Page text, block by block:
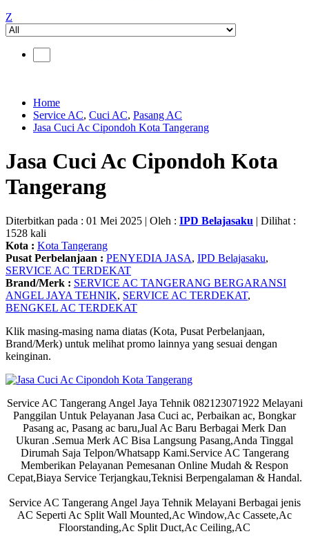
Z
Home
Service AC, Cuci AC, Pasang AC
Jasa Cuci Ac Cipondoh Kota Tangerang
Jasa Cuci Ac Cipondoh Kota
Tangerang
Diterbitkan pada : 01 Mei 2025 | Oleh : IPD Belajasaku | Dilihat :
1528 kali
Kota : Kota Tangerang
Pusat Perbelanjaan : PENYEDIA JASA, IPD Belajasaku,
SERVICE AC TERDEKAT
Brand/Merk : SERVICE AC TANGERANG BERGARANSI
ANGEL JAYA TEHNIK, SERVICE AC TERDEKAT,
BENGKEL AC TERDEKAT
Klik masing-masing nama diatas (Kota, Pusat Perbelanjaan,
Brand/Merk) untuk melihat promo lainnya yang sesuai dengan
keinginan.
Service AC Tangerang Angel Jaya Tehnik 082123071922 Melayani
Panggilan Untuk Pelayanan Jasa Cuci ac, Perbaikan ac, Bongkar
Pasang ac, Pasang ac baru,Jual Ac Baru Berbagai Merk Dan
Ukuran .Semua Merk AC Bisa Langsung Pasang,Anda Tinggal
Dirumah Saja Telpon/Whatsapp Kami.Service AC Tangerang
Memberikan Pelayanan Pemesanan Online Mudah & Respon
Cepat,Biaya Service Terjangkau,Teknisi Berpengalaman & Handal.
Service AC Tangerang Angel Jaya Tehnik Melayani Berbagai jenis
AC Seperti Ac Split Wall Mounted,Ac Window,Ac Cassete,Ac
Floorstanding,Ac Split Duct,Ac Ceiling,AC